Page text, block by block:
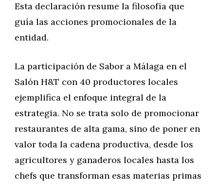
Esta declaración resume la filosofía que
guía las acciones promocionales de la
entidad.
La participación de Sabor a Málaga en el
Salón H&T con 40 productores locales
ejemplifica el enfoque integral de la
estrategia. No se trata solo de promocionar
restaurantes de alta gama, sino de poner en
valor toda la cadena productiva, desde los
agricultores y ganaderos locales hasta los
chefs que transforman esas materias primas